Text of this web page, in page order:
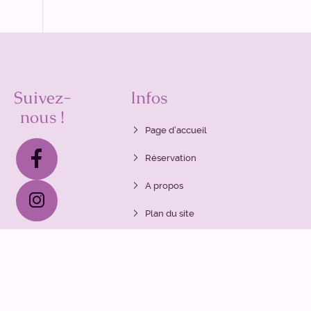
Suivez-
nous !
Infos
Page d’accueil
Réservation
A propos
Plan du site